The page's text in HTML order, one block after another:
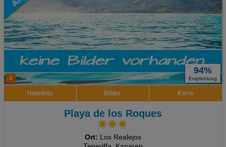
4
94%
Empfehlung
Hotelinfo Bilder Karte
Playa de los Roques
Ort: Los Realejos